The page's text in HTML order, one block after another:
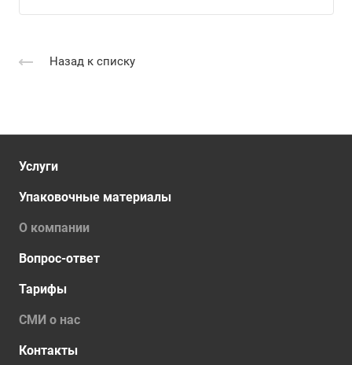
Назад к списку
Услуги
Упаковочные материалы
О компании
Вопрос-ответ
Тарифы
СМИ о нас
Контакты